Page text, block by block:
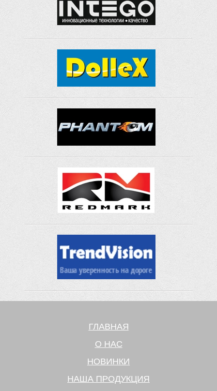
ГЛАВНАЯ
О НАС
НОВИНКИ
НАША ПРОДУКЦИЯ